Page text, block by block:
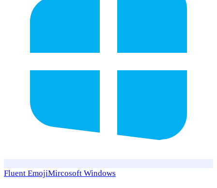
Fluent EmojiMircosoft Windows